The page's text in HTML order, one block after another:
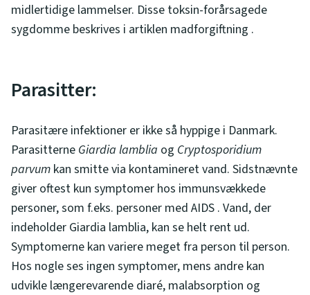
midlertidige lammelser. Disse toksin-forårsagede
sygdomme beskrives i artiklen madforgiftning .
Parasitter:
Parasitære infektioner er ikke så hyppige i Danmark.
Parasitterne Giardia lamblia og Cryptosporidium
parvum kan smitte via kontamineret vand. Sidstnævnte
giver oftest kun symptomer hos immunsvækkede
personer, som f.eks. personer med AIDS . Vand, der
indeholder Giardia lamblia, kan se helt rent ud.
Symptomerne kan variere meget fra person til person.
Hos nogle ses ingen symptomer, mens andre kan
udvikle længerevarende diaré, malabsorption og